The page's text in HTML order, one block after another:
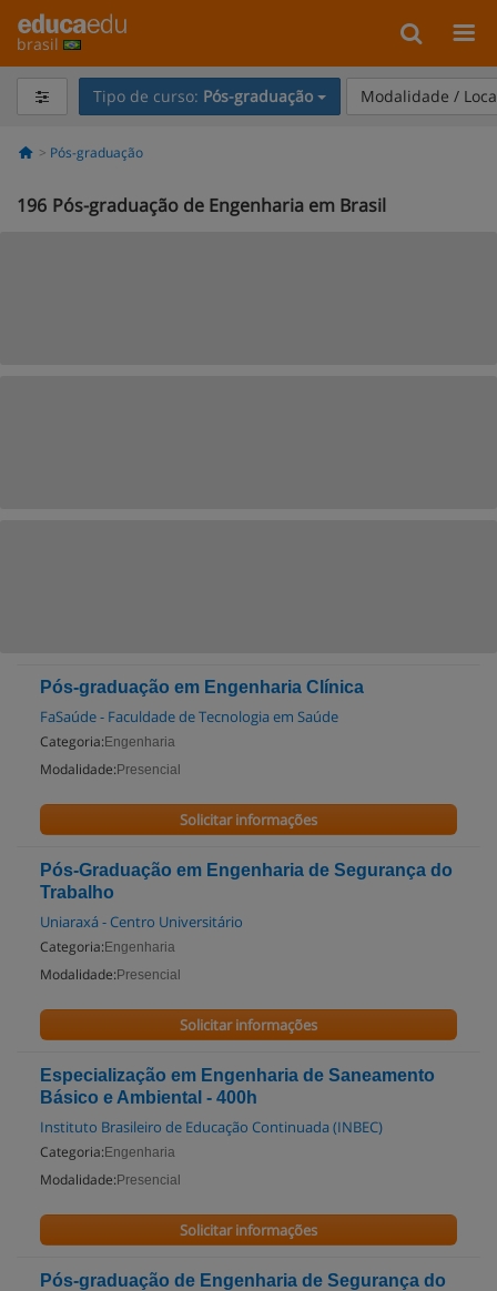
brasil
Tipo de curso: Pós-graduação Modalidade /
Pós-graduação
196 Pós-graduação de Engenharia em Brasil
Pós-graduação em Engenharia Clínica
FaSaúde - Faculdade de Tecnologia em Saúde
Categoria: Engenharia
Modalidade: Presencial
Solicitar informações
Pós-Graduação em Engenharia de Segurança do
Trabalho
Uniaraxá - Centro Universitário
Categoria: Engenharia
Modalidade: Presencial
Solicitar informações
Especialização em Engenharia de Saneamento
Básico e Ambiental - 400h
Instituto Brasileiro de Educação Continuada (INBEC)
Categoria: Engenharia
Modalidade: Presencial
Solicitar informações
Pós-graduação de Engenharia de Segurança do